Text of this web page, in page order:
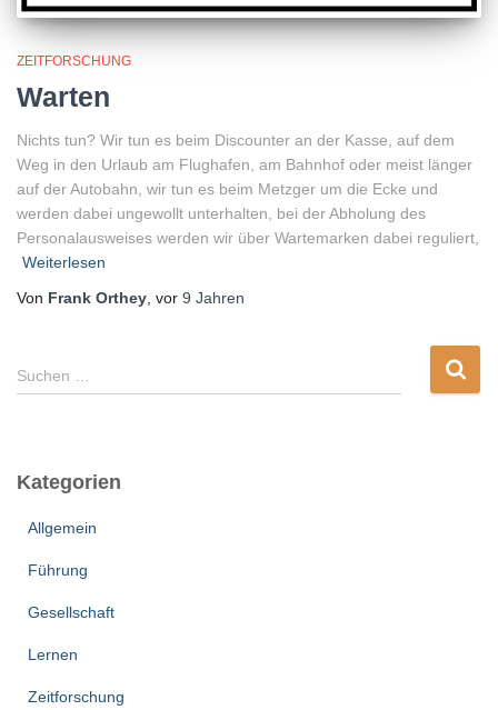
ZEITFORSCHUNG
Warten
Nichts tun? Wir tun es beim Discounter an der Kasse, auf dem
Weg in den Urlaub am Flughafen, am Bahnhof oder meist länger
auf der Autobahn, wir tun es beim Metzger um die Ecke und
werden dabei ungewollt unterhalten, bei der Abholung des
Personalausweises werden wir über Wartemarken dabei reguliert,
Weiterlesen
Von Frank Orthey , vor 9 Jahren
S
u
n
Suchen …
Kategorien
Allgemein
Führung
Gesellschaft
Lernen
Zeitforschung